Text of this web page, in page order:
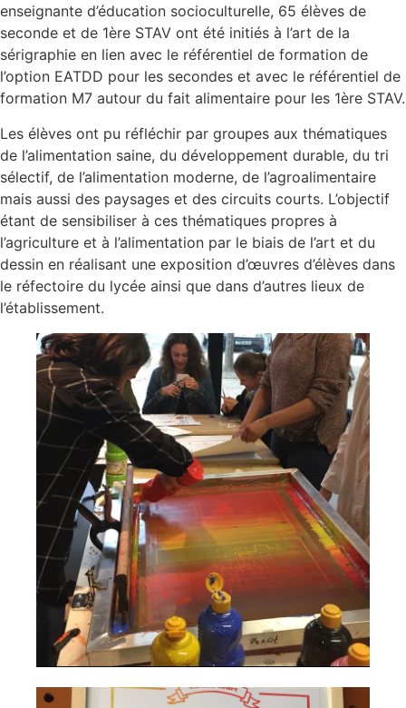
enseignante d’éducation socioculturelle, 65 élèves de
seconde et de 1ère STAV ont été initiés à l’art de la
sérigraphie en lien avec le référentiel de formation de
l’option EATDD pour les secondes et avec le référentiel de
formation M7 autour du fait alimentaire pour les 1ère STAV.
Les élèves ont pu réfléchir par groupes aux thématiques
de l’alimentation saine, du développement durable, du tri
sélectif, de l’alimentation moderne, de l’agroalimentaire
mais aussi des paysages et des circuits courts. L’objectif
étant de sensibiliser à ces thématiques propres à
l’agriculture et à l’alimentation par le biais de l’art et du
dessin en réalisant une exposition d’œuvres d’élèves dans
le réfectoire du lycée ainsi que dans d’autres lieux de
l’établissement.